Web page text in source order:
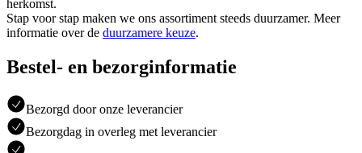
herkomst.
Stap voor stap maken we ons assortiment steeds duurzamer. Meer
informatie over de duurzamere keuze.
Bestel- en bezorginformatie
Bezorgd door onze leverancier
Bezorgdag in overleg met leverancier